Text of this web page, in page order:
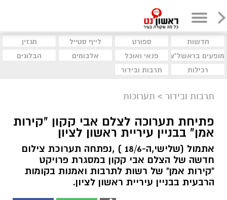
חדשות ספורט לייף סטייל
מגזין
מופעים בראשל"צ
פנאי ואוכל אלבומים
הבלוגים
רכילות
תרבות ובידור
תרבות ובידור > תערוכות
פתיחת תערוכה לצלם אבי קקון "קירות
אמן" בבניין עיריית ראשון לציון
אתמול (שלישי,ה-18/6 ) ,נפתחה תערוכת צילום
חדשה של הצלם אבי קקון במסגרת פרויקט
"קירות אמן" של רשות לתרבות ואמנות בקומות
הרבעית בבניין עיריית ראשון לציון.